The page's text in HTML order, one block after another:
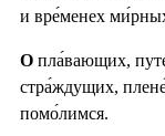
и вре́менех
О пла́вающих,
стра́ждущих,
помо́лимся.